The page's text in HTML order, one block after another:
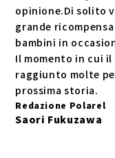
opinione.Di solito
grande
bambini in
Il momento in cui
raggiunto molte
prossima storia.
Redazione Polarel
Saori Fukuzawa